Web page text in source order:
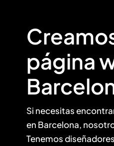
página
Si necesitas
en Barcelona,
Tenemos